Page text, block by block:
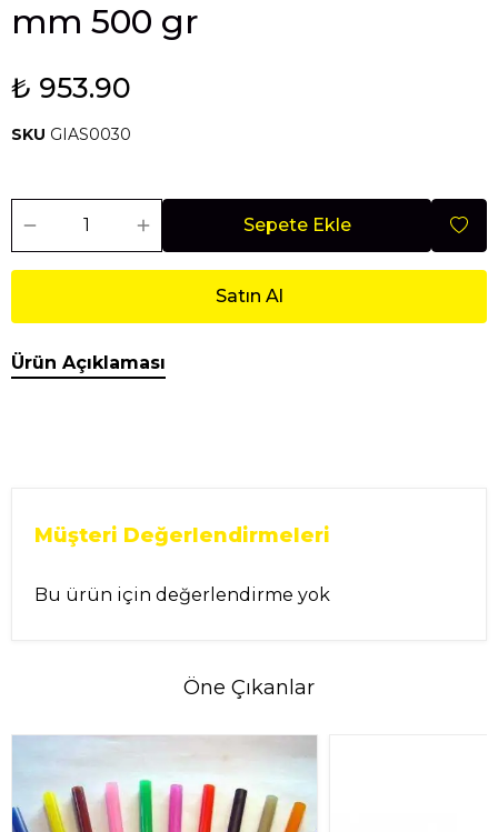
mm 500 gr
₺ 953.90
SKU GIAS0030
Sepete Ekle
Satın Al
Ürün Açıklaması
Müşteri Değerlendirmeleri
Bu ürün için değerlendirme yok
Öne Çıkanlar